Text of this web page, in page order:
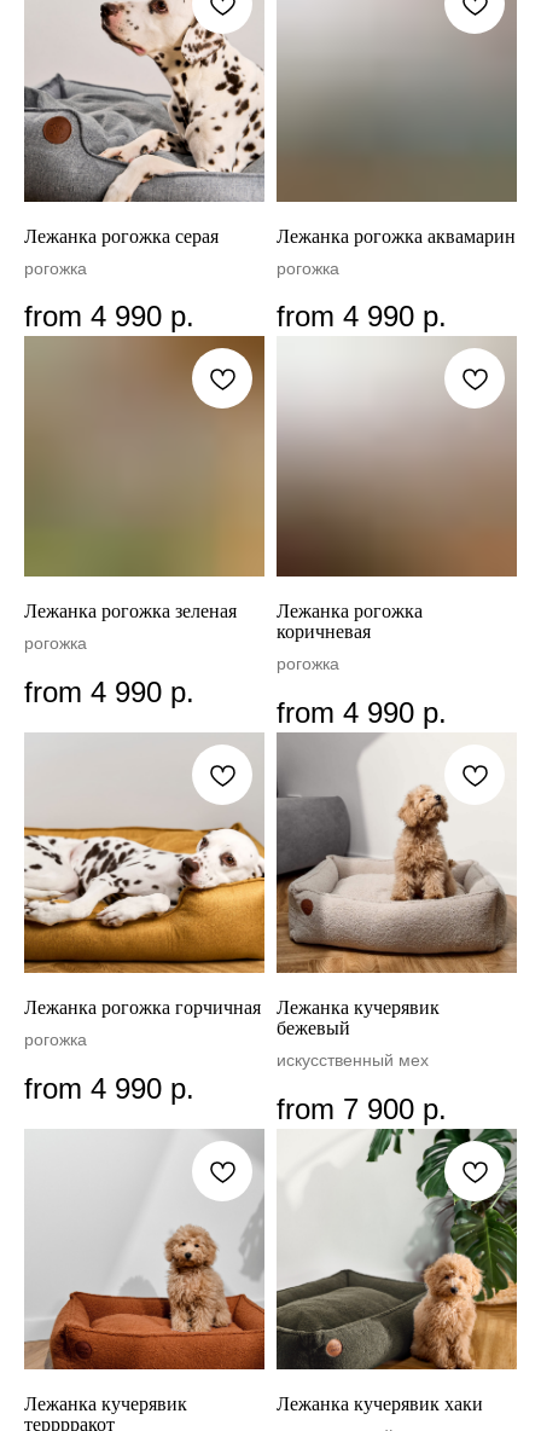
Лежанка рогожка серая
рогожка
from 4 990 р.
Лежанка рогожка аквамарин
рогожка
from 4 990 р.
Лежанка рогожка зеленая
рогожка
from 4 990 р.
Лежанка рогожка
коричневая
рогожка
from 4 990 р.
Лежанка рогожка горчичная
рогожка
from 4 990 р.
Лежанка кучерявик
бежевый
искусственный мех
from 7 900 р.
Лежанка кучерявик
терррракот
Лежанка кучерявик хаки